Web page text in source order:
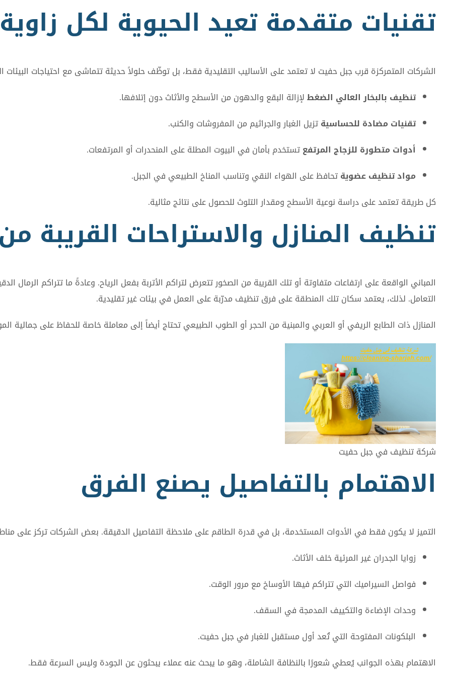
تقنيات متقدمة تعيد الحيوية لكل زاوية
الشركات المتمركزة قرب جبل حفيت لا تعتمد على الأساليب التقليدية فقط، بل توظّف حلولاً حديثة تتماشى مع احتياجات البيئات
تنظيف بالبخار العالي الضغطلإزالة البقع والدهون من الأسطح والأثاث دون إتلافها.
تقنيات مضادة للحساسيةتزيل الغبار والجراثيم من المفروشات والكنب.
أدوات متطورة للزجاج المرتفعتستخدم بأمان في البيوت المطلة على المنحدرات أو المرتفعات.
مواد تنظيف عضويةتحافظ على الهواء النقي وتناسب المناخ الطبيعي في الجبل.
كل طريقة تعتمد على دراسة نوعية الأسطح ومقدار التلوث للحصول على نتائج مثالية.
تنظيف المنازل والاستراحات القريبة
المباني الواقعة على ارتفاعات متفاوتة أو تلك القريبة من الصخور تتعرض لتراكم الأتربة بفعل الرياح. وعادةً ما تتراكم الرمال
التعامل. لذلك، يعتمد سكان تلك المنطقة على فرق تنظيف مدرّبة على العمل في بيئات غير تقليدية.
المنازل ذات الطابع الريفي أو العربي والمبنية من الحجر أو الطوب الطبيعي تحتاج أيضاً إلى معاملة خاصة للحفاظ على جمالية
شركة تنظيف في جبل حفيت
الاهتمام بالتفاصيل يصنع الفرق
التميز لا يكون فقط في الأدوات المستخدمة، بل في قدرة الطاقم على ملاحظة التفاصيل الدقيقة. بعض الشركات تركز على
زوايا الجدران غير المرئية خلف الأثاث.
فواصل السيراميك التي تتراكم فيها الأوساخ مع مرور الوقت.
وحدات الإضاءة والتكييف المدمجة في السقف.
البلكونات المفتوحة التي تُعد أول مستقبل للغبار في جبل حفيت.
الاهتمام بهذه الجوانب يُعطي شعورًا بالنظافة الشاملة، وهو ما يبحث عنه عملاء يبحثون عن الجودة وليس السرعة فقط.